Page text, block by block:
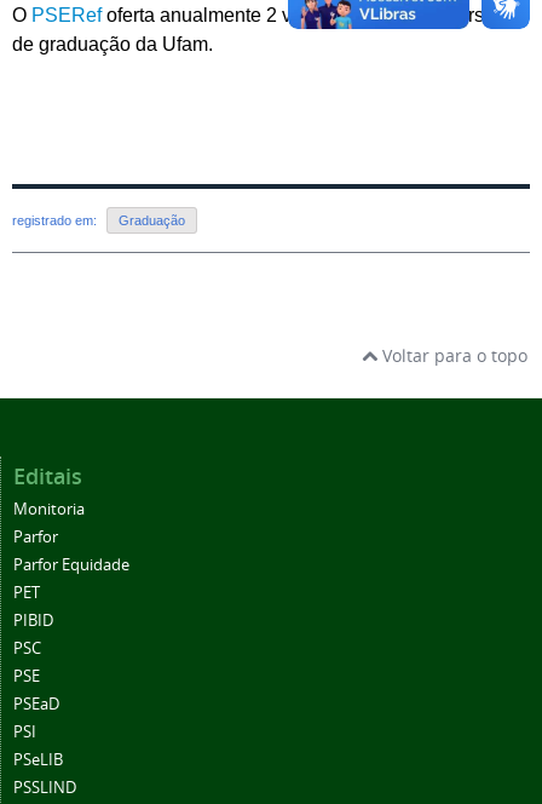
O PSERefoferta anualmente 2 vagas em todos os cursos
de graduação da Ufam.
registrado em: Graduação
Voltar para o topo
Editais
Monitoria
Parfor
Parfor Equidade
PET
PIBID
PSC
PSE
PSEaD
PSI
PSeLIB
PSSLIND